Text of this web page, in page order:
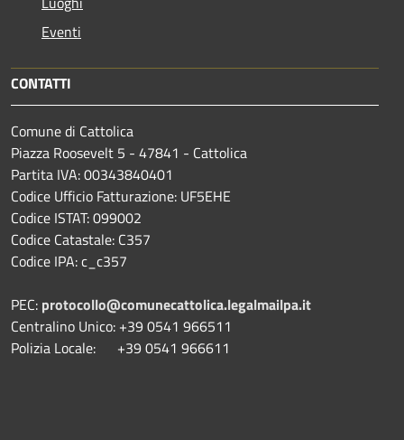
Eventi
CONTATTI
Comune di Cattolica
Piazza Roosevelt 5 - 47841 - Cattolica
Partita IVA: 00343840401
Codice Ufficio Fatturazione: UF5EHE
Codice ISTAT: 099002
Codice Catastale: C357
Codice IPA: c_c357
PEC: protocollo@comunecattolica.legalmailpa.it
Centralino Unico: +39 0541 966511
Polizia Locale: +39 0541 966611